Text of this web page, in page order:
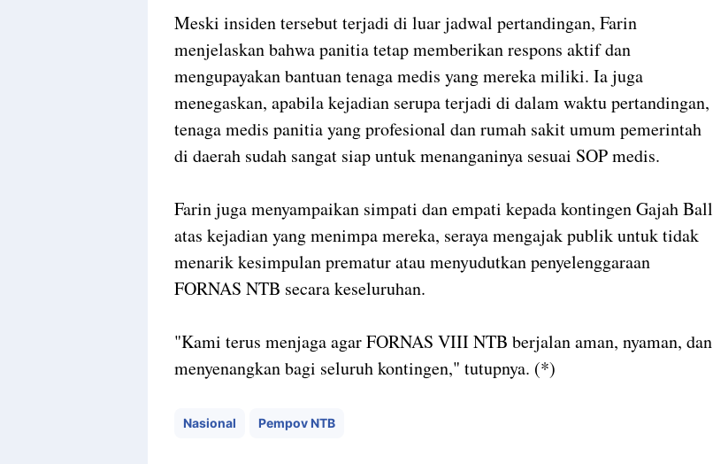
Meski insiden tersebut terjadi di luar jadwal pertandingan, Farin
menjelaskan bahwa panitia tetap memberikan respons aktif dan
mengupayakan bantuan tenaga medis yang mereka miliki. Ia juga
menegaskan, apabila kejadian serupa terjadi di dalam waktu pertandingan,
tenaga medis panitia yang profesional dan rumah sakit umum pemerintah
di daerah sudah sangat siap untuk menanganinya sesuai SOP medis.
Farin juga menyampaikan simpati dan empati kepada kontingen Gajah Ball
atas kejadian yang menimpa mereka, seraya mengajak publik untuk tidak
menarik kesimpulan prematur atau menyudutkan penyelenggaraan
FORNAS NTB secara keseluruhan.
"Kami terus menjaga agar FORNAS VIII NTB berjalan aman, nyaman, dan
menyenangkan bagi seluruh kontingen," tutupnya. (*)
Nasional Pempov NTB